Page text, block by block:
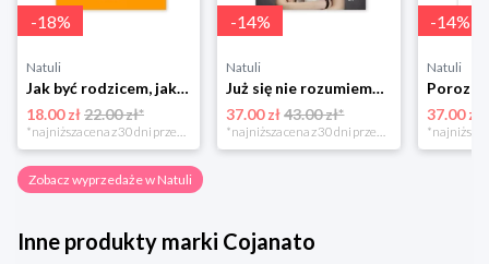
-18%
Natuli
Jak być rodzicem, jakim zawsze chciałeś być Media rodzina
18.00 zł22.00 zł*
*najniższa cena z 30 dni przed obniżką
-14%
Natuli
Już się nie rozumiemy! Jak przeżyć czas trzaskających drzwi Esprit
37.00 zł 43.00 zł*
*najniższa cena z 30 dni przed obniżką
-14%
Natuli
37.00 zł
Zobacz wyprzedaże w Natuli
Inne produkty marki Cojanato